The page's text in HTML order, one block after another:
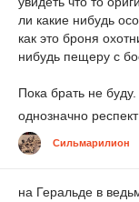
ли какие нибудь
как это броня
нибудь пещеру с
Пока брать не
однозначно респект
Сильмарилион
на Геральде в